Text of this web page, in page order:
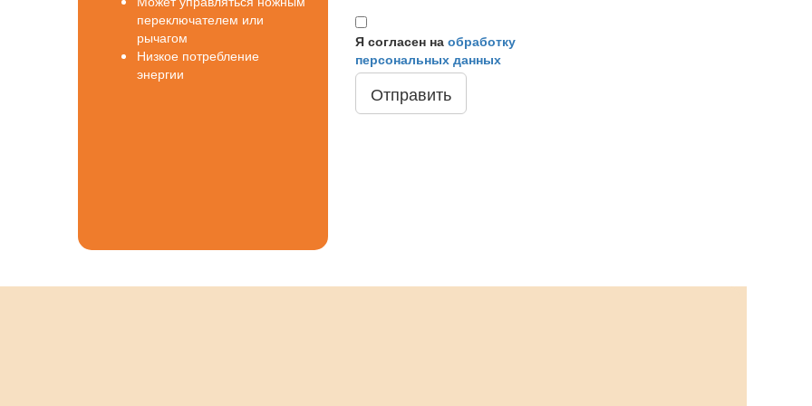
переключателем или
рычагом
Низкое потребление
энергии
Я согласен наобработку
персональных данных